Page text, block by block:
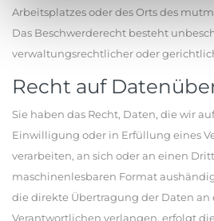
Arbeitsplatzes oder des Orts des
Das Beschwerderecht besteht
verwaltungsrechtlicher oder
Recht auf
Sie haben das Recht, Daten, die wir
Einwilligung oder in Erfüllung eines
verarbeiten, an sich oder an einen
maschinenlesbaren Format
die direkte Übertragung der Daten an
Verantwortlichen verlangen, erfolgt